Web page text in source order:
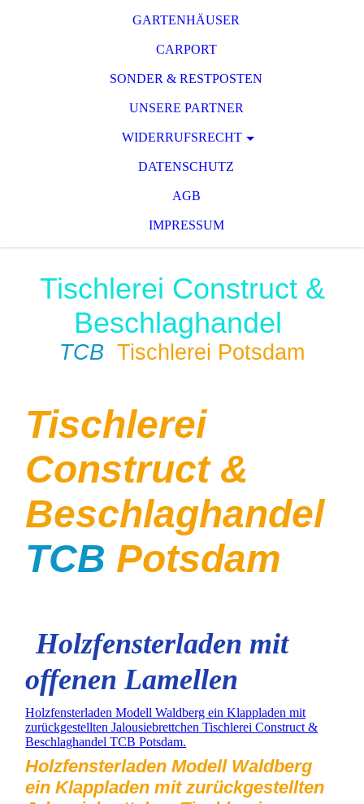
GARTENHÄUSER
CARPORT
SONDER & RESTPOSTEN
UNSERE PARTNER
WIDERRUFSRECHT
DATENSCHUTZ
AGB
IMPRESSUM
Tischlerei Construct &
Beschlaghandel
TCB Tischlerei Potsdam
Tischlerei
Construct &
Beschlaghandel
TCB Potsdam
Holzfensterladen mit
offenen Lamellen
Holzfensterladen Modell Waldberg ein Klappladen mit
zurückgestellten Jalousiebrettchen Tischlerei Construct &
Beschlaghandel TCB Potsdam.
Holzfensterladen Modell Waldberg
ein Klappladen mit zurückgestellten